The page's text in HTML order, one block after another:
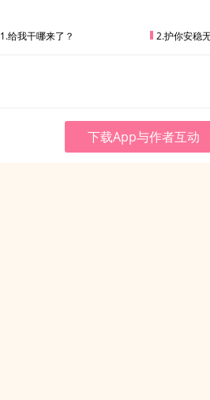
1.给我干哪来了？ 2.护你安稳
下载App与作者互动